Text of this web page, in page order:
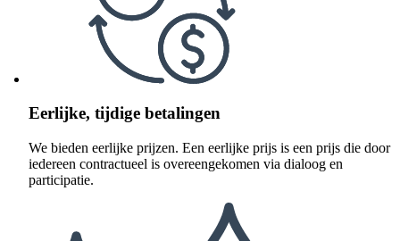
Eerlijke, tijdige betalingen
We bieden eerlijke prijzen. Een eerlijke prijs is een prijs die door
iedereen contractueel is overeengekomen via dialoog en
participatie.